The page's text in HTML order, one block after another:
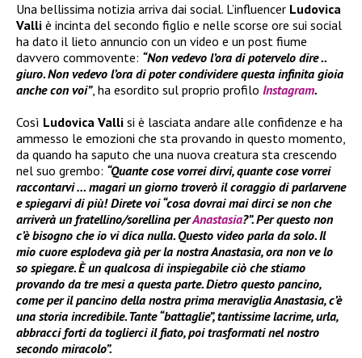
Una bellissima notizia arriva dai social. L’influencer Ludovica
Valli è incinta del secondo figlio e nelle scorse ore sui social
ha dato il lieto annuncio con un video e un post fiume
davvero commovente: “Non vedevo l’ora di potervelo dire ..
giuro. Non vedevo l’ora di poter condividere questa infinita gioia
anche con voi”, ha esordito sul proprio profilo Instagram.
Così Ludovica Valli si è lasciata andare alle confidenze e ha
ammesso le emozioni che sta provando in questo momento,
da quando ha saputo che una nuova creatura sta crescendo
nel suo grembo: “Quante cose vorrei dirvi, quante cose vorrei
raccontarvi … magari un giorno troverò il coraggio di parlarvene
e spiegarvi di più! Direte voi “cosa dovrai mai dirci se non che
arriverà un fratellino/sorellina perAnastasia?”. Per questo non
c’è bisogno che io vi dica nulla. Questo video parla da solo. Il
mio cuore esplodeva già per la nostra Anastasia, ora non ve lo
so spiegare. È un qualcosa di inspiegabile ciò che stiamo
provando da tre mesi a questa parte. Dietro questo pancino,
come per il pancino della nostra prima meraviglia Anastasia, c’è
una storia incredibile. Tante “battaglie”, tantissime lacrime, urla,
abbracci forti da toglierci il fiato, poi trasformati nel nostro
secondo miracolo”.